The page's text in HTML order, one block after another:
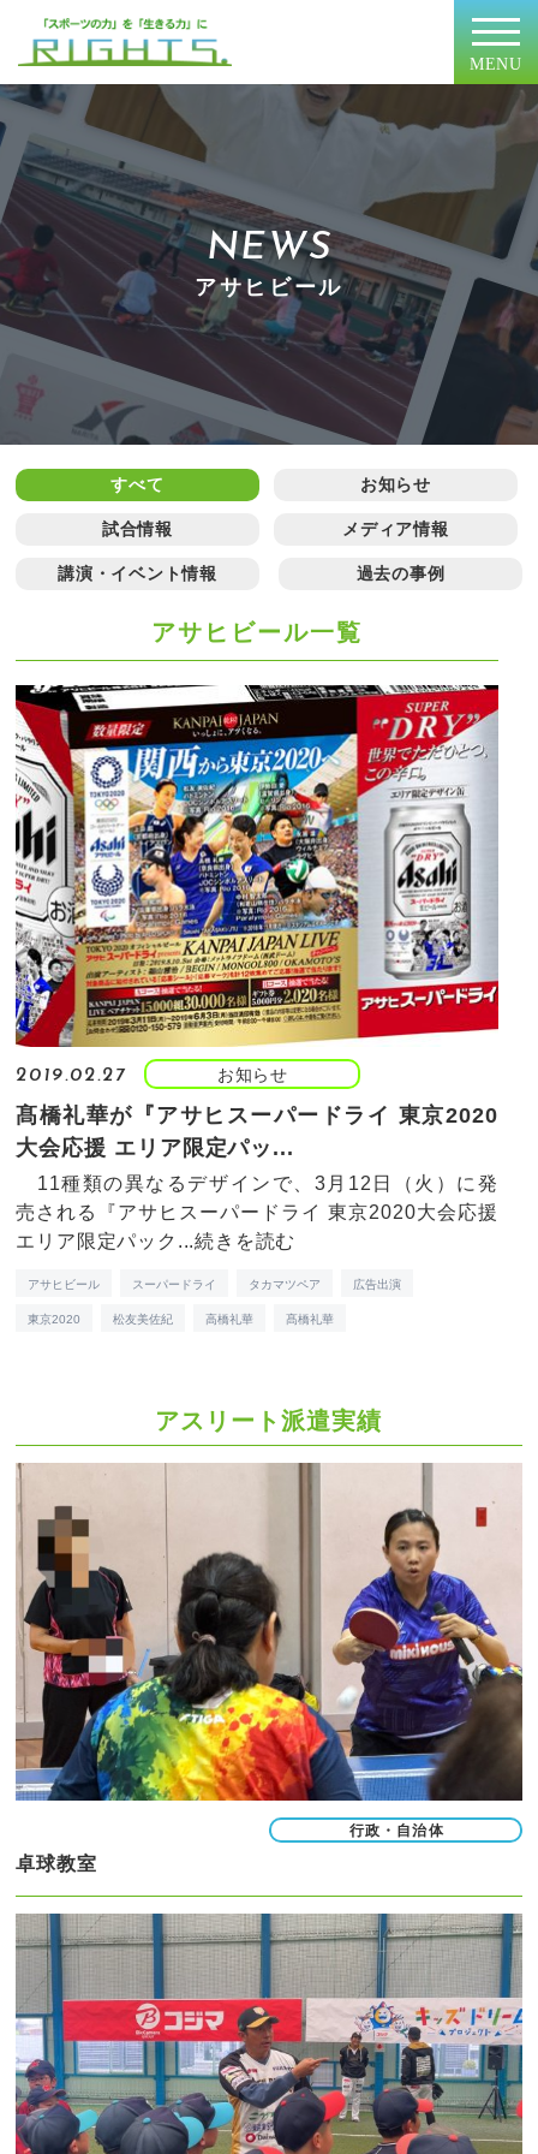
MENU
NEWS
アサヒビール
すべて お知らせ
試合情報 メディア情報
講演・イベント情報 過去の事例
アサヒビール一覧
2019.02.27 お知らせ
髙橋礼華が『アサヒスーパードライ 東京2020
大会応援 エリア限定パッ...
11種類の異なるデザインで、3月12日（火）に発
売される『アサヒスーパードライ 東京2020大会応援
エリア限定パック...続きを読む
アサヒビール スーパードライ タカマツペア 広告出演
東京2020 松友美佐紀 高橋礼華 髙橋礼華
アスリート派遣実績
行政・自治体
卓球教室